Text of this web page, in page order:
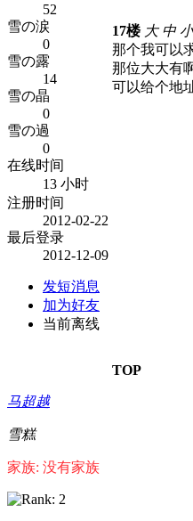
52
雪の涙
0
雪の露
14
雪の晶
0
雪の過
0
在线时间
13 小时
注册时间
2012-02-22
最后登录
2012-12-09
发短消息
加为好友
当前离线
17楼 大 中 小
那个我可以
那位大大有
可以给个地
TOP
马超越
雪糕
家族: 没有家族